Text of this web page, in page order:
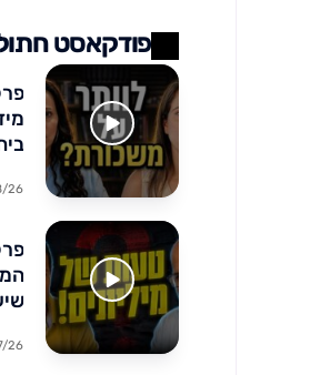
פודקאסט חתול
26
26